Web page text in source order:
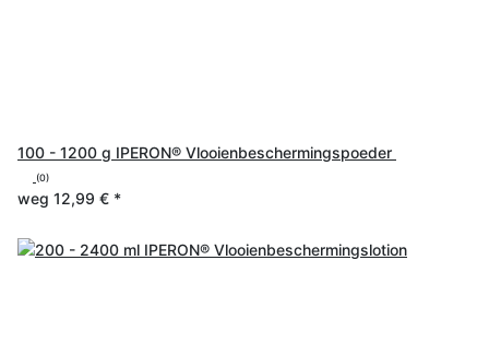
100 - 1200 g IPERON® Vlooienbeschermingspoeder
(0)
weg 12,99 € *